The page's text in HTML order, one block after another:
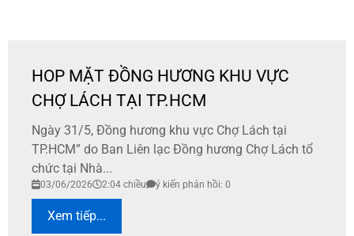
HOP MẶT ĐỒNG HƯƠNG KHU VỰC
CHỢ LÁCH TẠI TP.HCM
Ngày 31/5, Đồng hương khu vực Chợ Lách tại
TP.HCM” do Ban Liên lạc Đồng hương Chợ Lách tổ
chức tại Nhà...
03/06/2026 2:04 chiều ý kiến phản hồi: 0
Xem tiếp...